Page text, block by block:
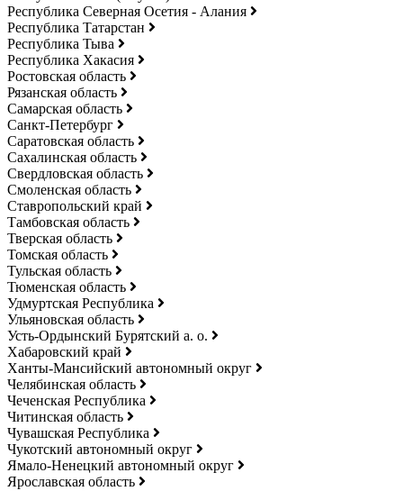
Республика Северная Осетия - Алания
Республика Татарстан
Республика Тыва
Республика Хакасия
Ростовская область
Рязанская область
Самарская область
Санкт-Петербург
Саратовская область
Сахалинская область
Свердловская область
Смоленская область
Ставропольский край
Тамбовская область
Тверская область
Томская область
Тульская область
Тюменская область
Удмуртская Республика
Ульяновская область
Усть-Ордынский Бурятский а. о.
Хабаровский край
Ханты-Мансийский автономный округ
Челябинская область
Чеченская Республика
Читинская область
Чувашская Республика
Чукотский автономный округ
Ямало-Ненецкий автономный округ
Ярославская область